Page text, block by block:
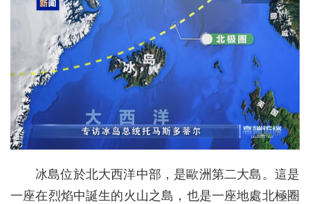
冰島位於北大西洋中部，是歐洲第二大島。這是
一座在烈焰中誕生的火山之島，也是一座地處北極圈